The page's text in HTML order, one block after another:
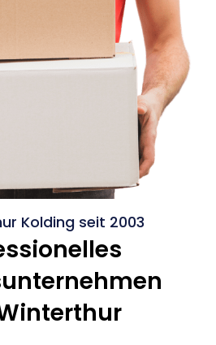
Kolding seit 2003